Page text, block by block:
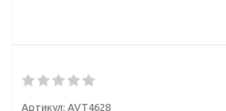
Артикул: AVT4628